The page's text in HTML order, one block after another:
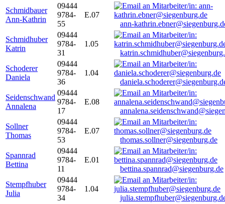
Schmidbauer
Ann-Kathrin
09444
9784-
55
E.07
ann-
Schmidhuber
Katrin
09444
9784-
31
1.05
Schoderer
Daniela
09444
9784-
36
1.04
Seidenschwand
Annalena
09444
9784-
17
E.08
Sollner
Thomas
09444
9784-
53
E.07
thomas.sollner@siegenburg.de
Spannrad
Bettina
09444
9784-
11
E.01
bettina.spannrad@siegenburg.de
Stempfhuber
Julia
09444
9784-
34
1.04